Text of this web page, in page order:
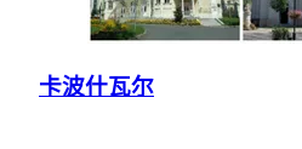
卡波什瓦尔